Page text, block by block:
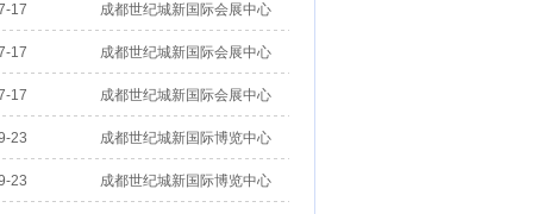
17 成都世纪城新国际会展中心
17 成都世纪城新国际会展中心
17 成都世纪城新国际会展中心
23 成都世纪城新国际博览中心
23 成都世纪城新国际博览中心